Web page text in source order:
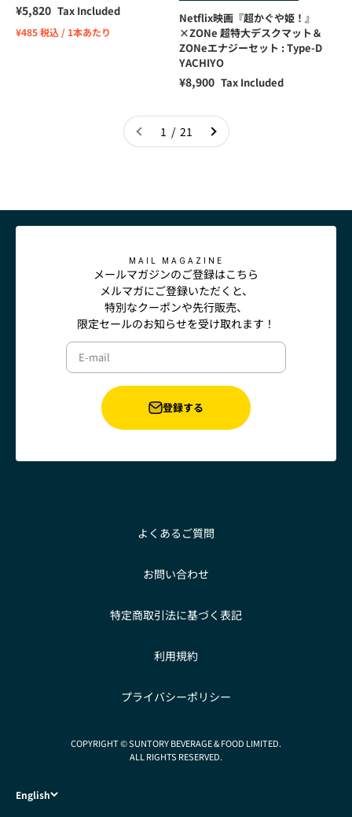
Sale price
¥5,820 Tax Included
¥485 税込 / 1本あたり
Netflix映画『超かぐや姫！』
×ZONe 超特大デスクマット＆
ZONeエナジーセット : Type-D
YACHIYO
Sale price
¥8,900 Tax Included
1 / 21
MAIL MAGAZINE
メールマガジンのご登録はこちら
メルマガにご登録いただくと、
特別なクーポンや先行販売、
限定セールのお知らせを受け取れます！
E-mail
登録する
よくあるご質問
お問い合わせ
特定商取引法に基づく表記
利用規約
プライバシーポリシー
COPYRIGHT © SUNTORY BEVERAGE & FOOD LIMITED.
ALL RIGHTS RESERVED.
English